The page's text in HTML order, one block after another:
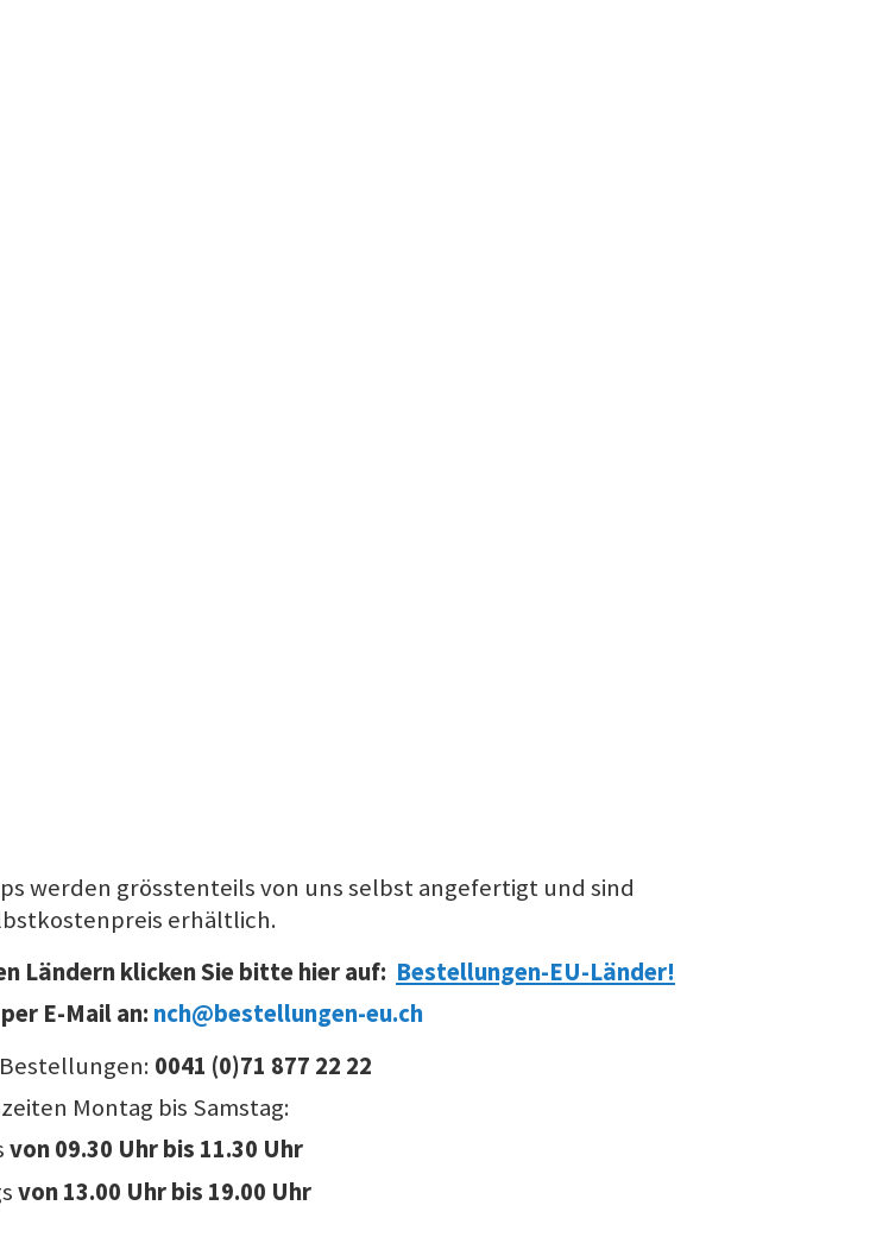
werden grösstenteils von uns selbst angefertigt und sind
erhältlich.
Ländern klicken Sie bitte hier auf: Bestellungen-EU-Länder!
E-Mail an: nch@bestellungen-eu.ch
0041 (0)71 877 22 22
Montag bis Samstag:
von 09.30 Uhr bis 11.30 Uhr
von 13.00 Uhr bis 19.00 Uhr